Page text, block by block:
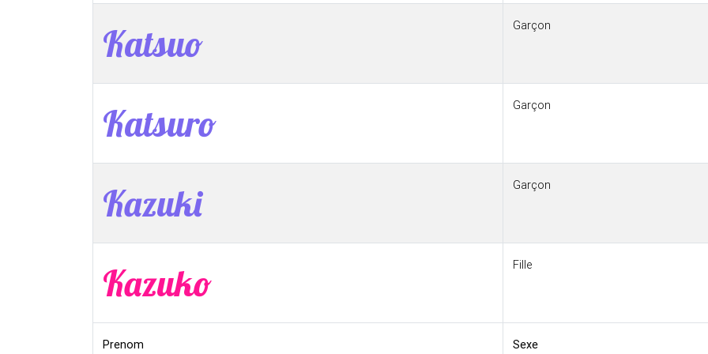
Katsuo Garçon
Katsuro Garçon
Kazuki Garçon
Kazuko Fille
Prenom Sexe